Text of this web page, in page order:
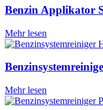
Benzin Applikator
Mehr lesen
Mehr lesen